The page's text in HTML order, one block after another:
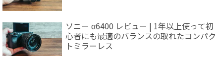
ソニー α6400 レビュー | 1年以上使って初
心者にも最適のバランスの取れたコンパク
トミラーレス